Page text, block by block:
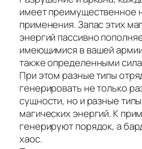
имеет преимущественное
применения. Запас этих
энергий пассивно
имеющимися в вашей
также определенными
При этом разные типы
генерировать не только
сущности, но и разные
магических энергий. К
генерируют порядок, а
хаос.